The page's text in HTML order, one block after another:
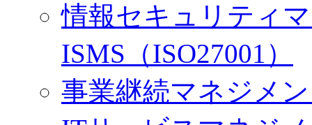
情報セキュリティ
ISMS（ISO27001）
事業継続マネジメ